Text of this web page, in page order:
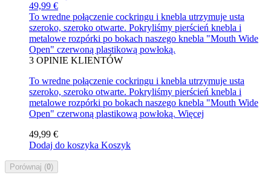
49,99 €
To wredne połączenie cockringu i knebla utrzymuje usta
szeroko, szeroko otwarte. Pokryliśmy pierścień knebla i
metalowe rozpórki po bokach naszego knebla "Mouth Wide
Open" czerwoną plastikową powłoką.
3 OPINIE KLIENTÓW
To wredne połączenie cockringu i knebla utrzymuje usta
szeroko, szeroko otwarte. Pokryliśmy pierścień knebla i
metalowe rozpórki po bokach naszego knebla "Mouth Wide
Open" czerwoną plastikową powłoką. Więcej
49,99 €
Dodaj do koszyka Koszyk
Porównaj (0)